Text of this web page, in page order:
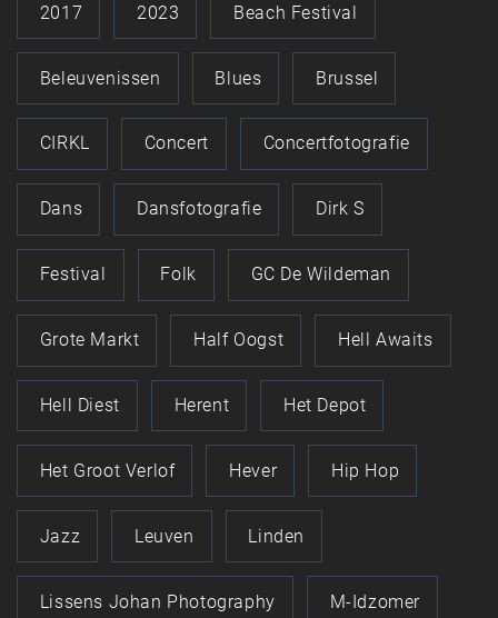
2017 2023 Beach Festival
Beleuvenissen Blues Brussel
CIRKL Concert Concertfotografie
Dans Dansfotografie Dirk S
Festival Folk GC De Wildeman
Grote Markt Half Oogst Hell Awaits
Hell Diest Herent Het Depot
Het Groot Verlof Hever Hip Hop
Jazz Leuven Linden
Lissens Johan Photography M-Idzomer